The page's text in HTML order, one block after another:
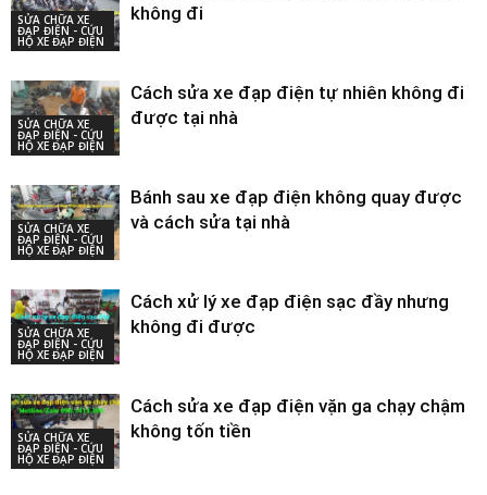
SỬA CHỮA XE
ĐẠP ĐIỆN - CỨU
HỘ XE ĐẠP ĐIỆN
không đi
SỬA CHỮA XE
ĐẠP ĐIỆN - CỨU
HỘ XE ĐẠP ĐIỆN
Cách sửa xe đạp điện tự nhiên không đi
được tại nhà
SỬA CHỮA XE
ĐẠP ĐIỆN - CỨU
HỘ XE ĐẠP ĐIỆN
Bánh sau xe đạp điện không quay được
và cách sửa tại nhà
SỬA CHỮA XE
ĐẠP ĐIỆN - CỨU
HỘ XE ĐẠP ĐIỆN
Cách xử lý xe đạp điện sạc đầy nhưng
không đi được
SỬA CHỮA XE
ĐẠP ĐIỆN - CỨU
HỘ XE ĐẠP ĐIỆN
Cách sửa xe đạp điện vặn ga chạy chậm
không tốn tiền